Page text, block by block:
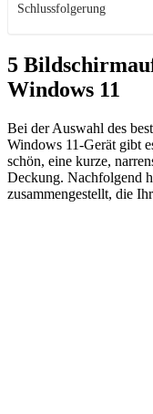
Schlussfolgerung
5
Windows 11
Bei der Auswahl des
Windows 11-Gerät gibt
schön, eine kurze,
Deckung. Nachfolgend
zusammengestellt, die